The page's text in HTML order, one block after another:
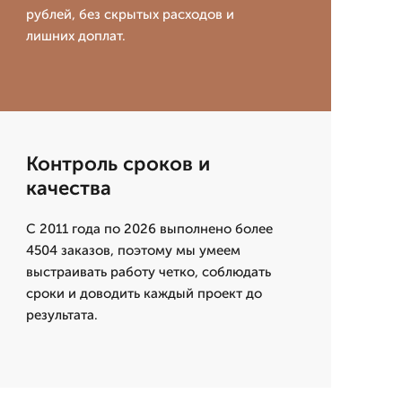
рублей, без скрытых расходов и
лишних доплат.
Контроль сроков и
качества
С 2011 года по 2026 выполнено более
4504 заказов, поэтому мы умеем
выстраивать работу четко, соблюдать
сроки и доводить каждый проект до
результата.